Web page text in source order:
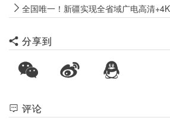
全国唯一！新疆实现全省域广电高清
分享到
评论